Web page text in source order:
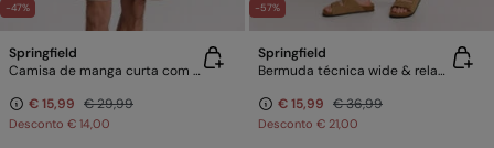
-47%
Springfield
Camisa de manga curta com dobra
€ 15,99 € 29,99
Desconto € 14,00
-57%
Springfield
Bermuda técnica wide & relaxed fit
€ 15,99 € 36,99
Desconto € 21,00